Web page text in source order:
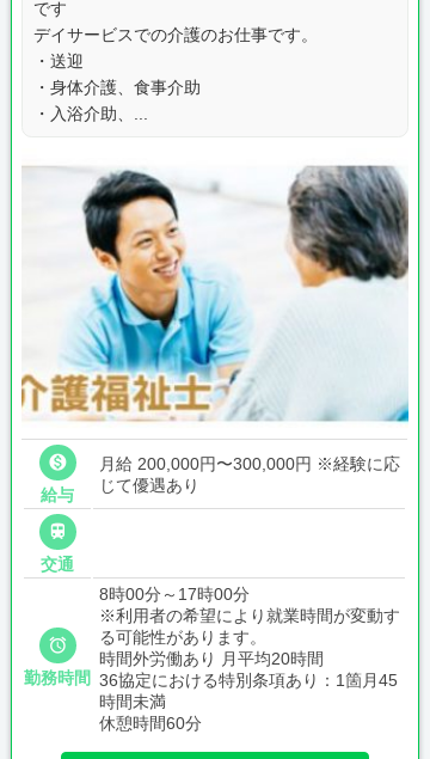
です
デイサービスでの介護のお仕事です。
・送迎
・身体介護、食事介助
・入浴介助、...

給与
月給 200,000円〜300,000円 ※経験に応
じて優遇あり

交通

勤務時間
8時00分～17時00分
※利用者の希望により就業時間が変動す
る可能性があります。
時間外労働あり 月平均20時間
36協定における特別条項あり：1箇月45
時間未満
休憩時間60分